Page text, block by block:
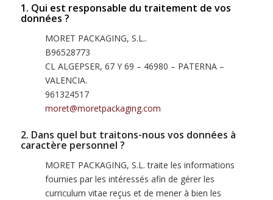
1. Qui est responsable du traitement de vos
données ?
MORET PACKAGING, S.L..
B96528773
CL ALGEPSER, 67 Y 69 – 46980 – PATERNA –
VALENCIA.
961324517
moret@moretpackaging.com
2. Dans quel but traitons-nous vos données à
caractère personnel ?
MORET PACKAGING, S.L. traite les informations
fournies par les intéressés afin de gérer les
curriculum vitae reçus et de mener à bien les